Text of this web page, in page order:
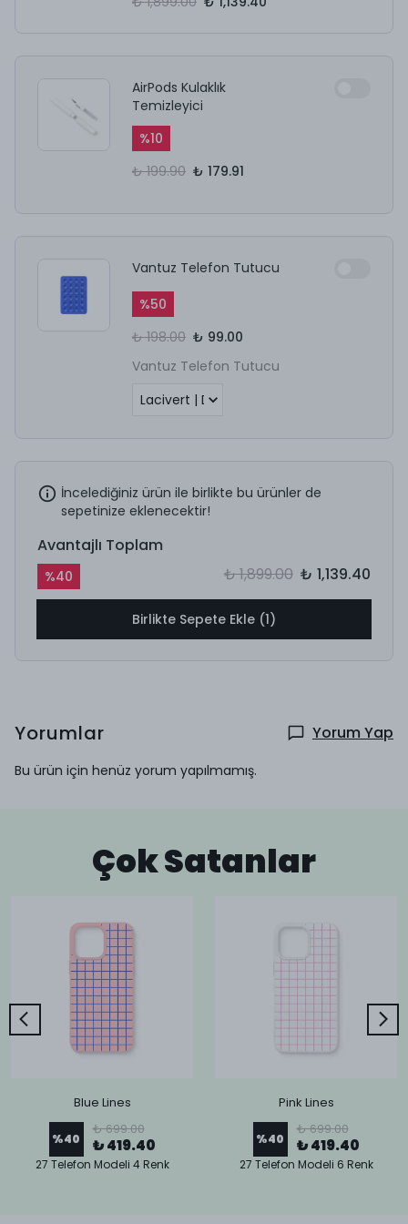
AirPods Kulaklık
Temizleyici
%10
₺ 199.90 ₺ 179.91
Vantuz Telefon Tutucu
%50
₺ 198.00 ₺ 99.00
Vantuz Telefon Tutucu
İncelediğiniz ürün ile birlikte bu ürünler de
sepetinize eklenecektir!
Avantajlı Toplam
%40 ₺ 1,899.00 ₺ 1,139.40
Birlikte Sepete Ekle (1)
Yorumlar Yorum Yap
Bu ürün için henüz yorum yapılmamış.
Çok Satanlar
Blue Lines
%40
₺ 699.00
₺ 419.40
27 Telefon Modeli 4 Renk
Pink Lines
%40
₺ 699.00
₺ 419.40
27 Telefon Modeli 6 Renk